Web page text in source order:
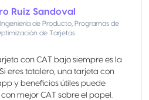
Ruiz Sandoval
de Producto, Programas de
de Tarjetas
con CAT bajo siempre es la
eres totalero, una tarjeta con
y beneficios útiles puede
mejor CAT sobre el papel.